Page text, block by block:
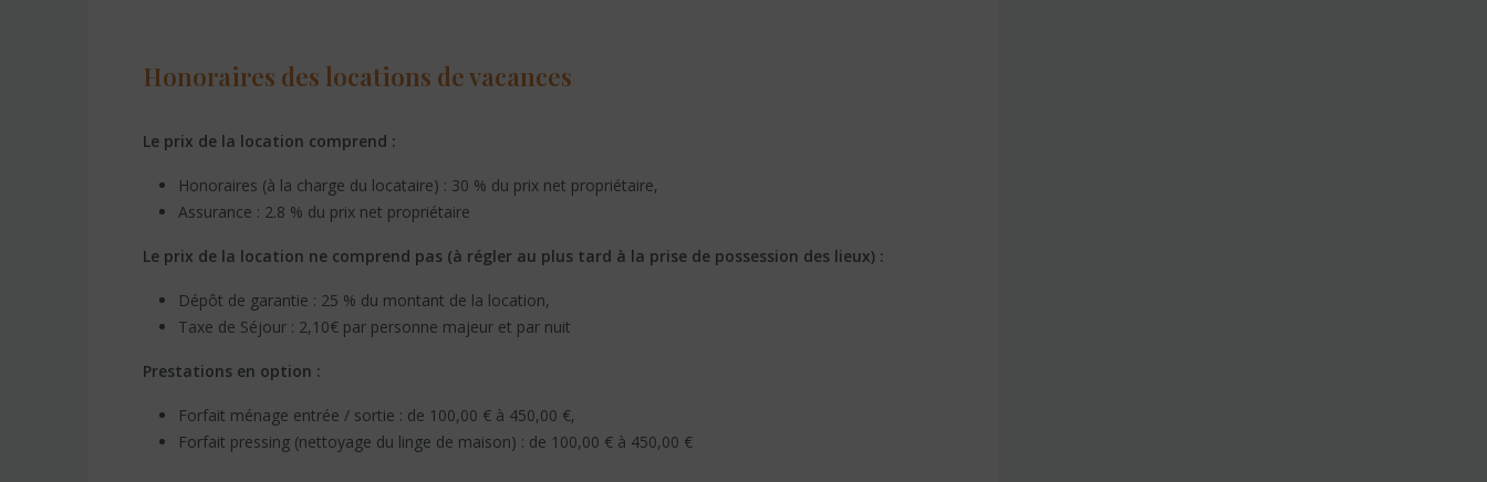
Honoraires des locations de vacances
Le prix de la location comprend :
Honoraires (à la charge du locataire) : 30 % du prix net propriétaire,
Assurance : 2.8 % du prix net propriétaire
Le prix de la location ne comprend pas (à régler au plus tard à la prise de possession des lieux) :
Dépôt de garantie : 25 % du montant de la location,
Taxe de Séjour : 2,10€ par personne majeur et par nuit
Prestations en option :
Forfait ménage entrée / sortie : de 100,00 € à 450,00 €,
Forfait pressing (nettoyage du linge de maison) : de 100,00 € à 450,00 €